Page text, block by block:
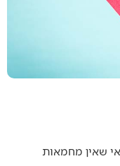
שאין מחמאות